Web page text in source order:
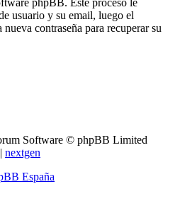
phpBB. Este proceso le
usuario y su email, luego el
contraseña para recuperar su
Software © phpBB Limited
| nextgen
España